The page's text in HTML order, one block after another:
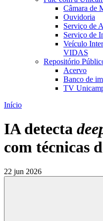
Câmara de
Ouvidoria
Serviço de
Serviço de
Veículo
VIDAS
Repositório
Acervo
Banco de
TV
Início
IA detecta
com técnicas
22 jun 2026